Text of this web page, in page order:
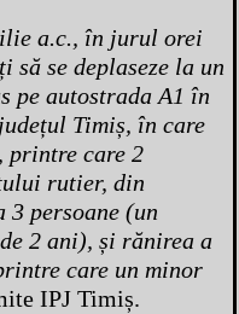
a.c., în jurul orei
să se deplaseze la un
pe autostrada A1 în
Timiș, în care
printre care 2
rutier, din
3 persoane (un
2 ani), și rănirea a
care un minor
IPJ Timiș.